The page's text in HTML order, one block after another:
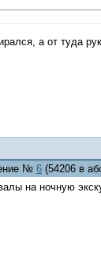
а от туда
№ 6 (54206 в
на ночную